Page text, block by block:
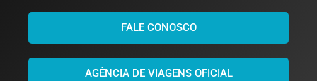
FALE CONOSCO
AGÊNCIA DE VIAGENS OFICIAL